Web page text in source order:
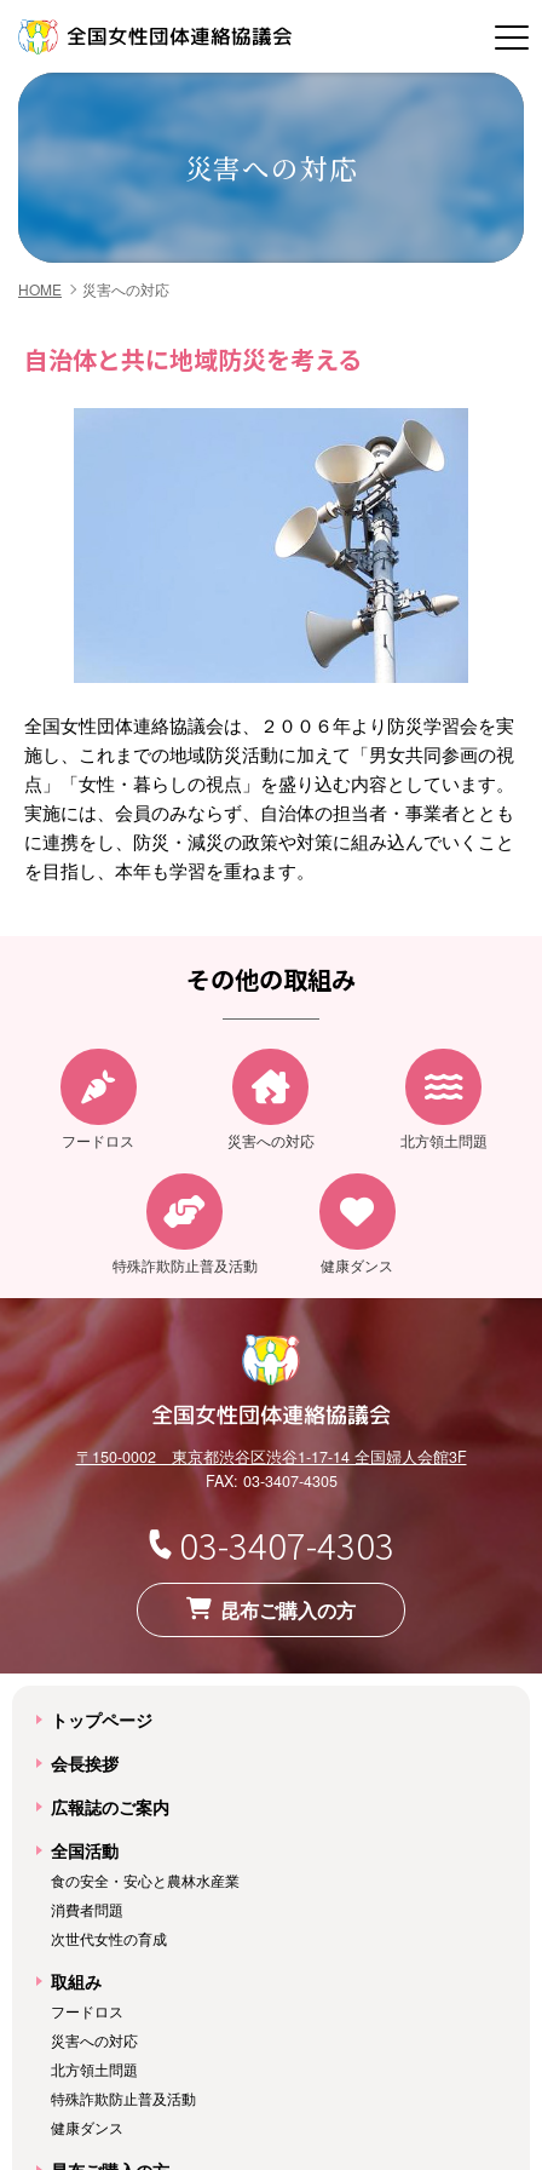
全国女性団体連絡協議会
災害への対応
HOME 災害への対応
自治体と共に地域防災を考える
全国女性団体連絡協議会は、２００６年より防災学習会を実
施し、これまでの地域防災活動に加えて「男女共同参画の視
点」「女性・暮らしの視点」を盛り込む内容としています。
実施には、会員のみならず、自治体の担当者・事業者ととも
に連携をし、防災・減災の政策や対策に組み込んでいくこと
を目指し、本年も学習を重ねます。
その他の取組み
フードロス 災害への対応 北方領土問題
特殊詐欺防止普及活動 健康ダンス
全国女性団体連絡協議会
〒150-0002 東京都渋谷区渋谷1-17-14 全国婦人会館3F
FAX: 03-3407-4305
03-3407-4303
昆布ご購入の方
トップページ
会長挨拶
広報誌のご案内
全国活動
食の安全・安心と農林水産業
消費者問題
次世代女性の育成
取組み
フードロス
災害への対応
北方領土問題
特殊詐欺防止普及活動
健康ダンス